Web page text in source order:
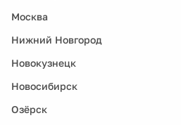
Москва
Нижний Новгород
Новокузнецк
Новосибирск
Озёрск